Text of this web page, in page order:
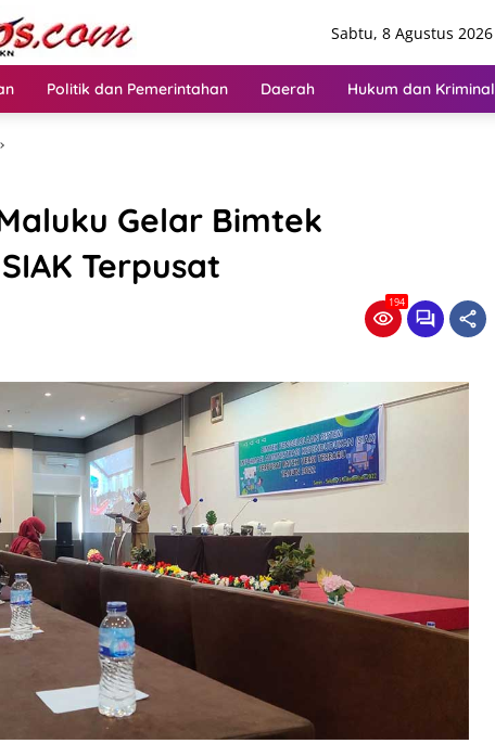
Sabtu, 8 Agustus 2026
Politik dan Pemerintahan Daerah Hukum dan Kriminal
Gelar Bimtek
Terpusat
194